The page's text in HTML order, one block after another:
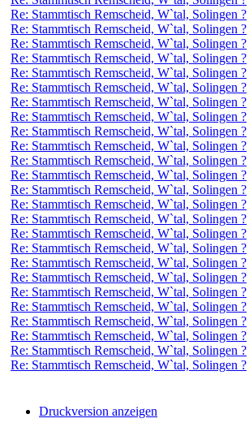
Re: Stammtisch Remscheid, W`tal, Solingen ?
Re: Stammtisch Remscheid, W`tal, Solingen ?
Re: Stammtisch Remscheid, W`tal, Solingen ?
Re: Stammtisch Remscheid, W`tal, Solingen ?
Re: Stammtisch Remscheid, W`tal, Solingen ?
Re: Stammtisch Remscheid, W`tal, Solingen ?
Re: Stammtisch Remscheid, W`tal, Solingen ?
Re: Stammtisch Remscheid, W`tal, Solingen ?
Re: Stammtisch Remscheid, W`tal, Solingen ?
Re: Stammtisch Remscheid, W`tal, Solingen ?
Re: Stammtisch Remscheid, W`tal, Solingen ?
Re: Stammtisch Remscheid, W`tal, Solingen ?
Re: Stammtisch Remscheid, W`tal, Solingen ?
Re: Stammtisch Remscheid, W`tal, Solingen ?
Re: Stammtisch Remscheid, W`tal, Solingen ?
Re: Stammtisch Remscheid, W`tal, Solingen ?
Re: Stammtisch Remscheid, W`tal, Solingen ?
Re: Stammtisch Remscheid, W`tal, Solingen ?
Re: Stammtisch Remscheid, W`tal, Solingen ?
Re: Stammtisch Remscheid, W`tal, Solingen ?
Re: Stammtisch Remscheid, W`tal, Solingen ?
Re: Stammtisch Remscheid, W`tal, Solingen ?
Re: Stammtisch Remscheid, W`tal, Solingen ?
Re: Stammtisch Remscheid, W`tal, Solingen ?
Re: Stammtisch Remscheid, W`tal, Solingen ?
Druckversion anzeigen